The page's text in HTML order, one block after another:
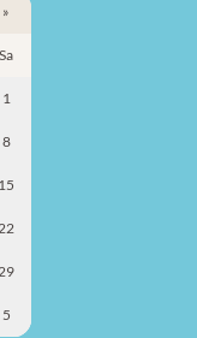
»
Sa
1
8
15
22
29
5